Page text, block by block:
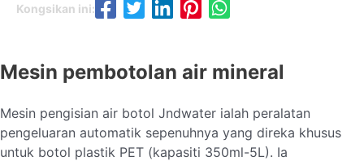
Kongsikan ini:
Mesin pembotolan air mineral
Mesin pengisian air botol Jndwater ialah peralatan
pengeluaran automatik sepenuhnya yang direka khusus
untuk botol plastik PET (kapasiti 350ml-5L). Ia